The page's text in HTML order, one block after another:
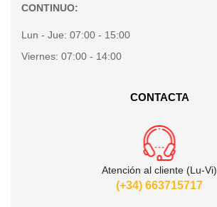
CONTINUO:
Lun - Jue: 07:00 - 15:00
Viernes: 07:00 - 14:00
CONTACTA
Atención al cliente (Lu-Vi)
(+34) 663715717